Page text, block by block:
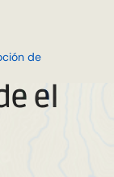
de
el